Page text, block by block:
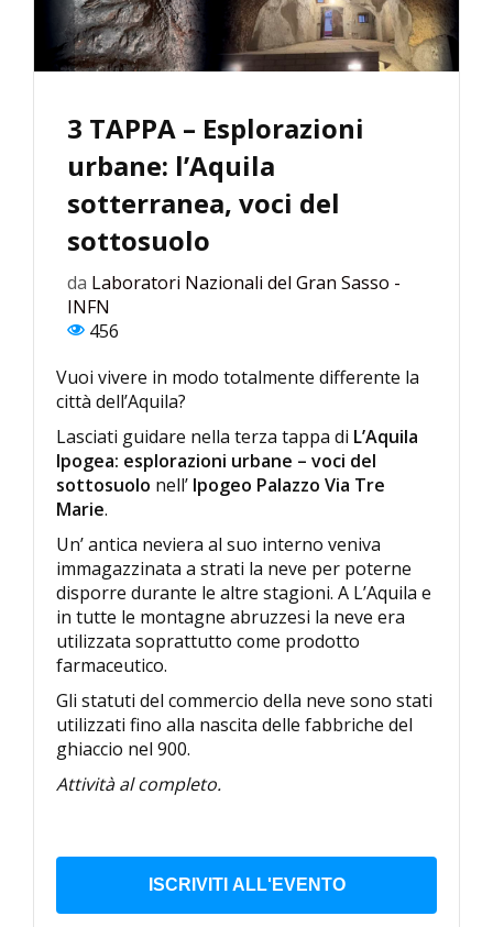
3 TAPPA – Esplorazioni
urbane: l’Aquila
sotterranea, voci del
sottosuolo
da Laboratori Nazionali del Gran Sasso -
INFN
456
Vuoi vivere in modo totalmente differente la
città dell’Aquila?
Lasciati guidare nella terza tappa di L’Aquila
Ipogea: esplorazioni urbane – voci del
sottosuolo nell’ Ipogeo Palazzo Via Tre
Marie.
Un’ antica neviera al suo interno veniva
immagazzinata a strati la neve per poterne
disporre durante le altre stagioni. A L’Aquila e
in tutte le montagne abruzzesi la neve era
utilizzata soprattutto come prodotto
farmaceutico.
Gli statuti del commercio della neve sono stati
utilizzati fino alla nascita delle fabbriche del
ghiaccio nel 900.
Attività al completo.
ISCRIVITI ALL'EVENTO